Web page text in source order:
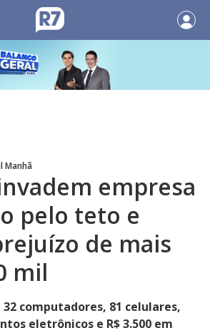
Manhã
empresa
pelo teto e
de mais
mil
computadores, 81 celulares,
eletrônicos e R$ 3.500 em